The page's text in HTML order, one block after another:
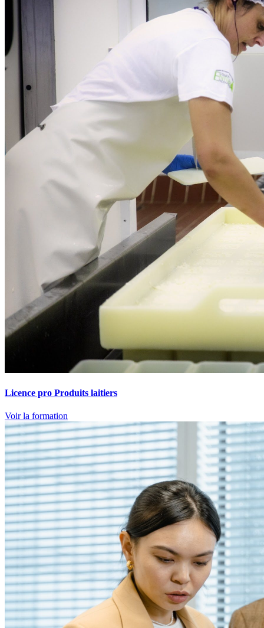
Licence pro Produits laitiers
Voir la formation